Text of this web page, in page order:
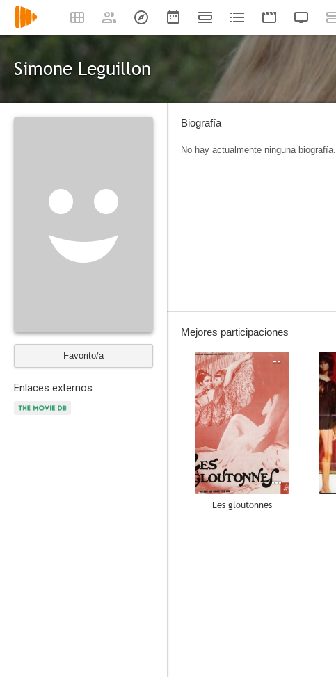
Simone Leguillon
Favorito/a
Enlaces externos
Biografía
No hay actualmente ninguna biografía.
Mejores participaciones
--
Les gloutonnes